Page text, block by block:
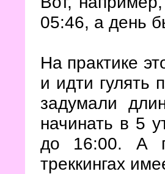
05:46, а день
На практике
и идти гулять
задумали
начинать в 5
до 16:00. А
треккингах